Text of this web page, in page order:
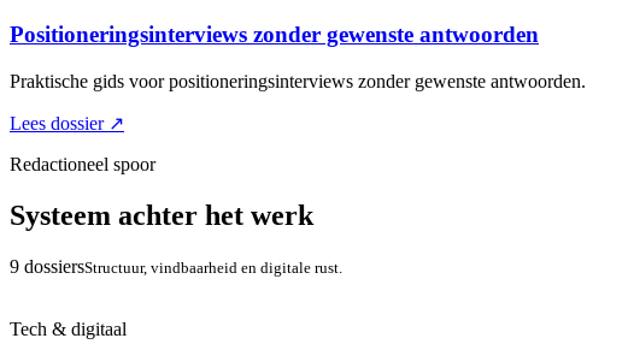
Positioneringsinterviews zonder gewenste antwoorden
Praktische gids voor positioneringsinterviews zonder gewenste antwoorden.
Lees dossier ↗
Redactioneel spoor
Systeem achter het werk
9 dossiersStructuur, vindbaarheid en digitale rust.
Tech & digitaal